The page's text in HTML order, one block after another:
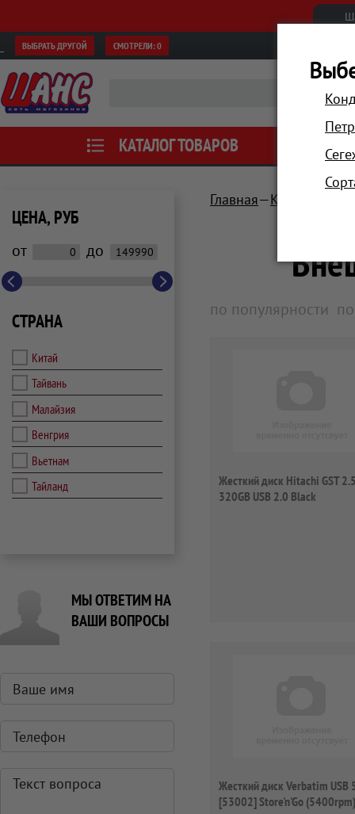
ВЫБРАТЬ ДРУГОЙ СМОТРЕЛИ:0
КАТАЛОГ ТОВАРОВ АКЦИИ
ЦЕНА, РУБ
от до
СТРАНА
Китай
Тайвань
Малайзия
Венгрия
Вьетнам
Тайланд
МЫ ОТВЕТИМ НА
ВАШИ ВОПРОСЫ
Главная Компьютеры
по популярности
Жесткий диск Hitachi GST
320GB USB 2.0 Black
Жесткий диск Verbatim USB
[53002] Store'n'Go